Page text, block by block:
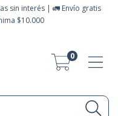
sin interés | 🚛 Envío gratis
$10.000
0